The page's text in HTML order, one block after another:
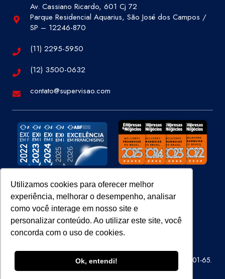
Utilizamos cookies para oferecer melhor
experiência, melhorar o desempenho, analisar
como você interage em nosso site e
personalizar conteúdo. Ao utilizar este site, você
concorda com o uso de cookies.
Ok, entendi!
ENTRE EM CONTATO
Av. Cassiano Ricardo, 601 Cj 72
Parque Residencial Aquarius, São José dos Campos /
SP – 12246-870
(11) 2295-5950
(12) 3500-0632
contato@supervisao.com
Site 100% Seguro
Super Visão Perícias e Vistorias Ltda – CNPJ 07.686.414/0001-65.